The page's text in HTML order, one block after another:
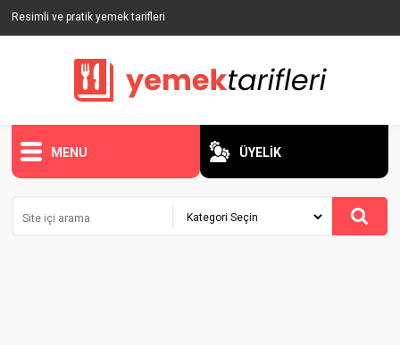
Resimli ve pratik yemek tarifleri
MENU ÜYELİK